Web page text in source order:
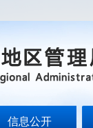
信息公开